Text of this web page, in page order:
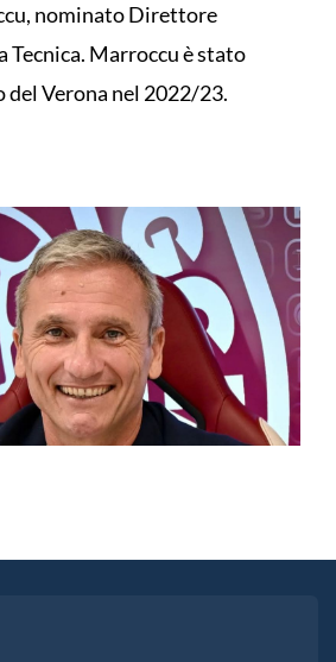
nominato Direttore
Tecnica. Marroccu è stato
Verona nel 2022/23.